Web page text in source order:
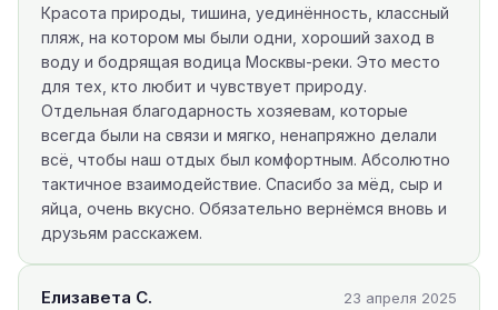
Красота природы, тишина, уединённость, классный
пляж, на котором мы были одни, хороший заход в
воду и бодрящая водица Москвы-реки. Это место
для тех, кто любит и чувствует природу.
Отдельная благодарность хозяевам, которые
всегда были на связи и мягко, ненапряжно делали
всё, чтобы наш отдых был комфортным. Абсолютно
тактичное взаимодействие. Спасибо за мёд, сыр и
яйца, очень вкусно. Обязательно вернёмся вновь и
друзьям расскажем.
Елизавета С. 23 апреля 2025